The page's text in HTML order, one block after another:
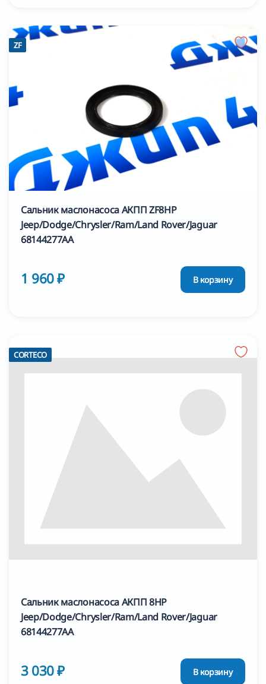
ZF
Сальник маслонасоса АКПП ZF8HP
Jeep/Dodge/Chrysler/Ram/Land Rover/Jaguar
68144277AA
1 960 ₽ В корзину
CORTECO
Сальник маслонасоса АКПП 8HP
Jeep/Dodge/Chrysler/Ram/Land Rover/Jaguar
68144277AA
3 030 ₽ В корзину